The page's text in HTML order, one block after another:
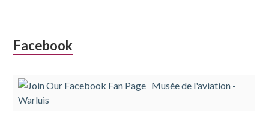
Colonne
subsidiaire
Facebook
Musée de l'aviation -
Warluis